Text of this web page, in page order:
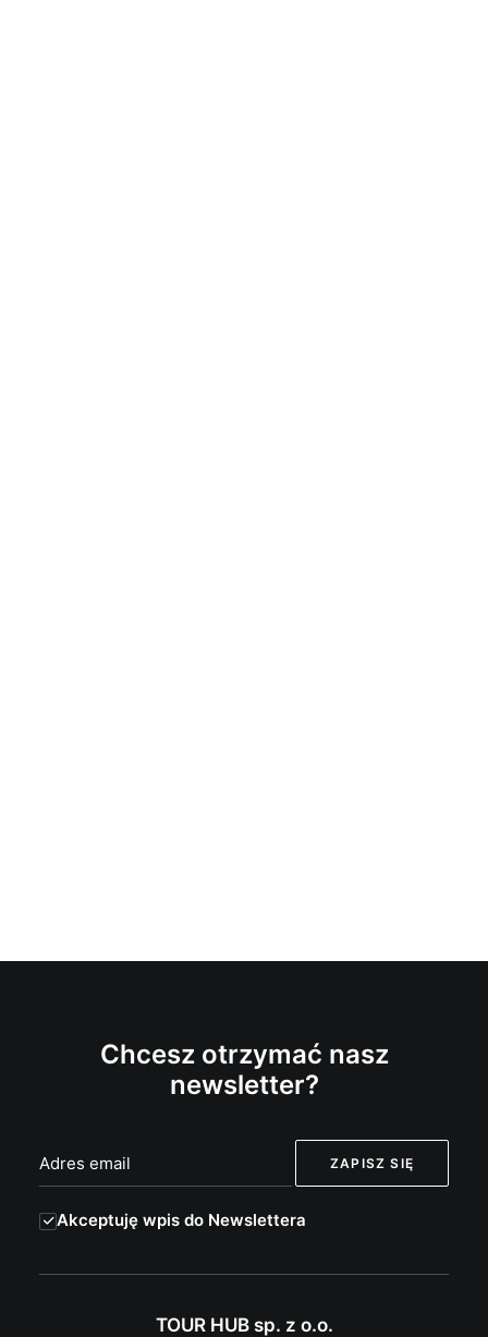
Chcesz otrzymać nasz
newsletter?
Akceptuję wpis do Newslettera
TOUR HUB sp. z o.o.